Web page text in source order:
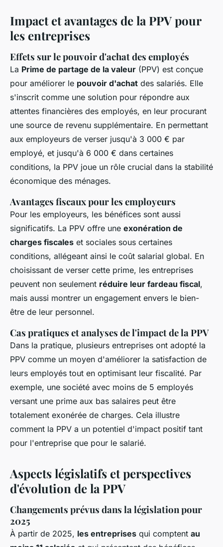
Impact et avantages de la PPV pour
les entreprises
Effets sur le pouvoir d'achat des employés
La Prime de partage de la valeur (PPV) est conçue
pour améliorer le pouvoir d'achat des salariés. Elle
s'inscrit comme une solution pour répondre aux
attentes financières des employés, en leur procurant
une source de revenu supplémentaire. En permettant
aux employeurs de verser jusqu'à 3 000 € par
employé, et jusqu'à 6 000 € dans certaines
conditions, la PPV joue un rôle crucial dans la stabilité
économique des ménages.
Avantages fiscaux pour les employeurs
Pour les employeurs, les bénéfices sont aussi
significatifs. La PPV offre une exonération de
charges fiscales et sociales sous certaines
conditions, allégeant ainsi le coût salarial global. En
choisissant de verser cette prime, les entreprises
peuvent non seulement réduire leur fardeau fiscal,
mais aussi montrer un engagement envers le bien-
être de leur personnel.
Cas pratiques et analyses de l'impact de la PPV
Dans la pratique, plusieurs entreprises ont adopté la
PPV comme un moyen d'améliorer la satisfaction de
leurs employés tout en optimisant leur fiscalité. Par
exemple, une société avec moins de 5 employés
versant une prime aux bas salaires peut être
totalement exonérée de charges. Cela illustre
comment la PPV a un potentiel d'impact positif tant
pour l'entreprise que pour le salarié.
Aspects législatifs et perspectives
d'évolution de la PPV
Changements prévus dans la législation pour
2025
À partir de 2025, les entreprises qui comptent au